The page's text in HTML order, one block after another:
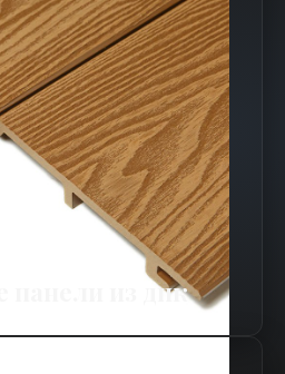
панели из дпк